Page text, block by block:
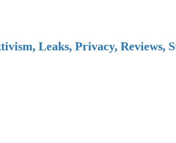
Leaks, Privacy, Reviews,